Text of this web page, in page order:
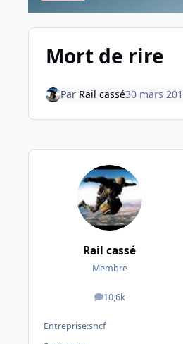
Mort de rire
Par Rail cassé30 mars
Rail cassé
Membre
10,6k
messages
Entreprise:sncf